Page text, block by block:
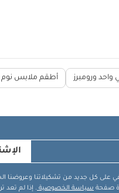
واحد ورومبرز أطقم ملابس نوم
على كل جديد من تشكيلاتنا وعروضنا
صفحة سياسة الخصوصية . إذا لم تعد